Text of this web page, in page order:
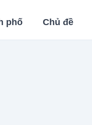
phố Chủ đề